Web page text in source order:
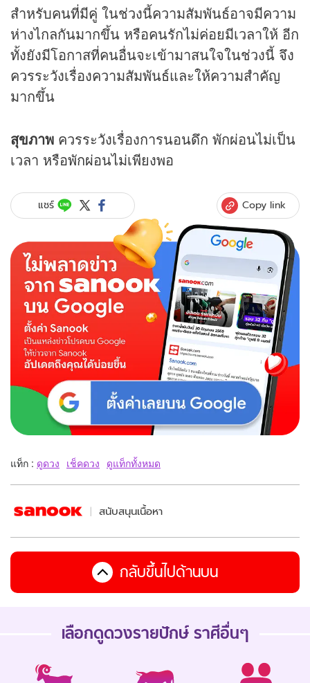
สำหรับคนที่มีคู่ ในช่วงนี้ความสัมพันธ์อาจมีความ
ห่างไกลกันมากขึ้น หรือคนรักไม่ค่อยมีเวลาให้ อีก
ทั้งยังมีโอกาสที่คนอื่นจะเข้ามาสนใจในช่วงนี้ จึง
ควรระวังเรื่องความสัมพันธ์และให้ความสำคัญ
มากขึ้น
สุขภาพ ควรระวังเรื่องการนอนดึก พักผ่อนไม่เป็น
เวลา หรือพักผ่อนไม่เพียงพอ
แชร์ Copy link
แท็ก : ดูดวง เช็คดวง ดูแท็กทั้งหมด
สนับสนุนเนื้อหา
กลับขึ้นไปด้านบน
เลือกดูดวงรายปักษ์ราศีอื่นๆ